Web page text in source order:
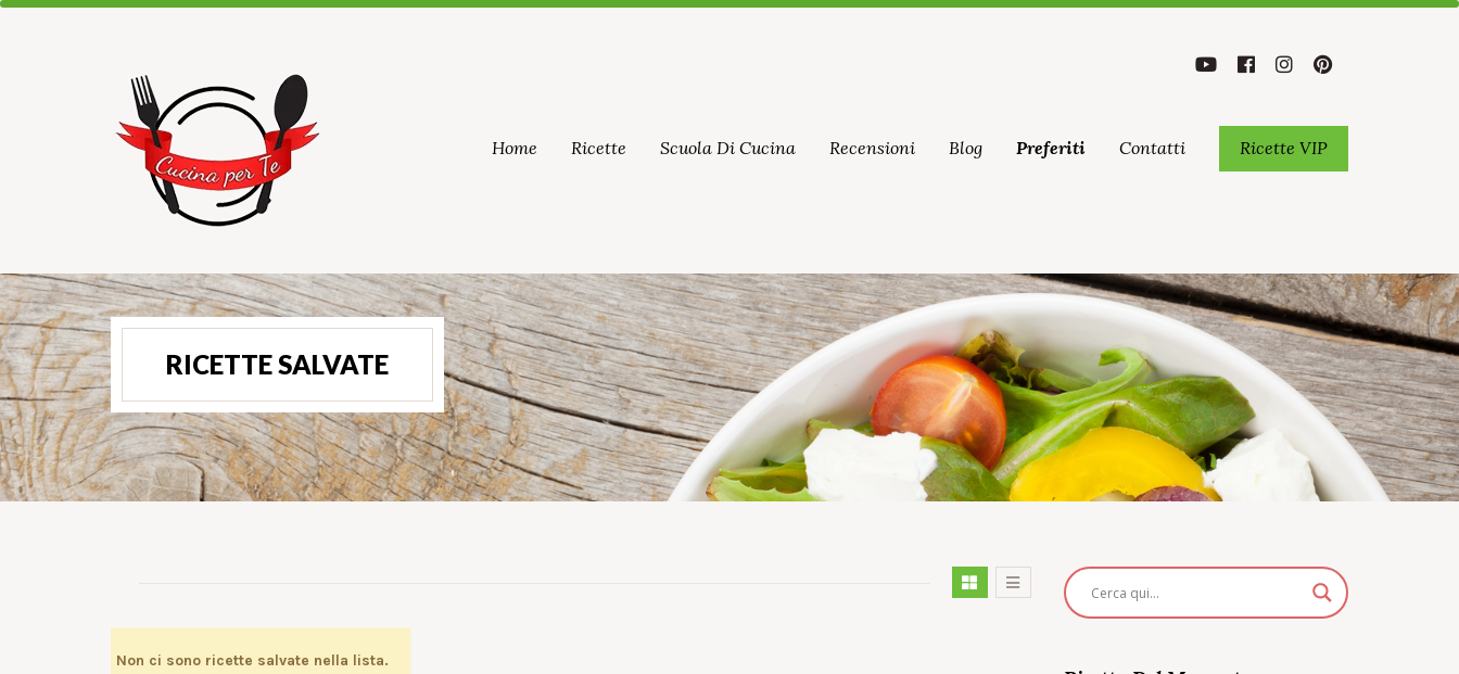
Home Ricette Scuola Di Cucina Recensioni Blog Preferiti Contatti Ricette VIP
RICETTE SALVATE
Non ci sono ricette salvate nella lista.